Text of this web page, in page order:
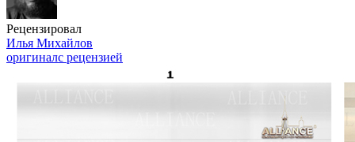
Рецензировал
Илья Михайлов
оригиналс рецензией